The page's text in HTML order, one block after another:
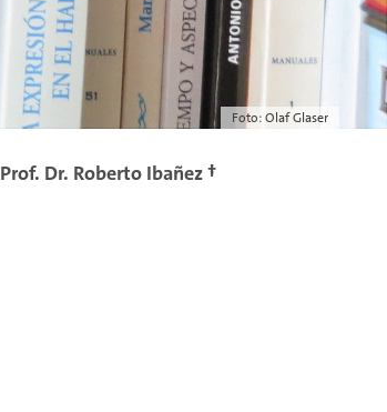
Foto: Olaf Glaser
Prof. Dr. Roberto Ibañez †